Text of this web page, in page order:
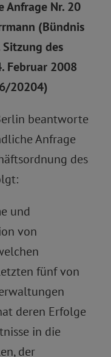
Anfrage Nr. 20
(Bündnis
des
Februar 2008
20204)
beantworte
Anfrage
des
und
von
fünf von
deren Erfolge
in die
der